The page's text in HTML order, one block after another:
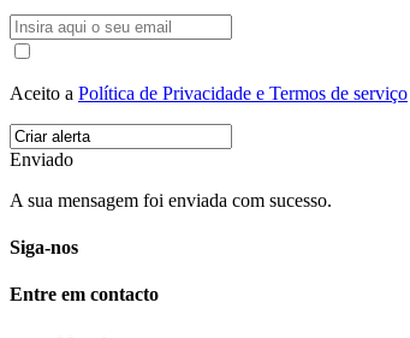
Aceito a Política de Privacidade e Termos de serviço
Enviado
A sua mensagem foi enviada com sucesso.
Siga-nos
Entre em contacto